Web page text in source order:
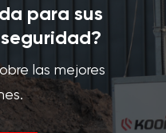
para sus
las mejores